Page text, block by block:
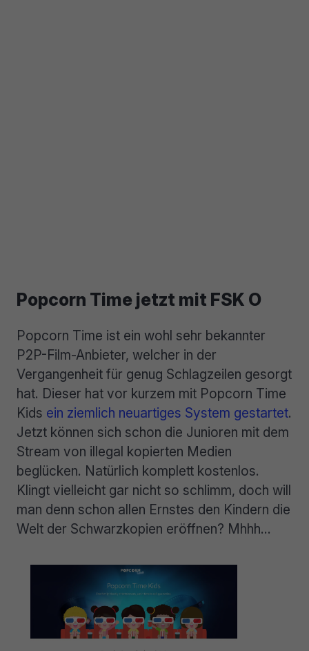
Popcorn Time jetzt mit FSK O
Popcorn Time ist ein wohl sehr bekannter
P2P-Film-Anbieter, welcher in der
Vergangenheit für genug Schlagzeilen gesorgt
hat. Dieser hat vor kurzem mit Popcorn Time
Kids ein ziemlich neuartiges System gestartet.
Jetzt können sich schon die Junioren mit dem
Stream von illegal kopierten Medien
beglücken. Natürlich komplett kostenlos.
Klingt vielleicht gar nicht so schlimm, doch will
man denn schon allen Ernstes den Kindern die
Welt der Schwarzkopien eröffnen? Mhhh…